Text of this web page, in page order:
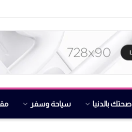
صحتك بالدنيا سياحة وسفر